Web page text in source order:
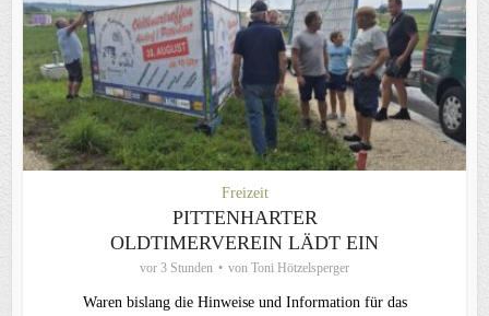
Freizeit
PITTENHARTER
OLDTIMERVEREIN LÄDT EIN
vor 3 Stunden von Toni Hötzelsperger
Waren bislang die Hinweise und Information für das